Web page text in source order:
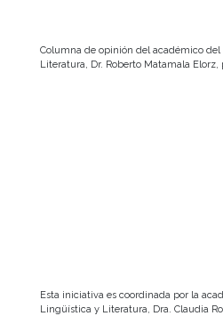
Columna de opinión del académico
Literatura, Dr. Roberto Matamala
Esta iniciativa es coordinada por la
Lingüística y Literatura, Dra. Claudia